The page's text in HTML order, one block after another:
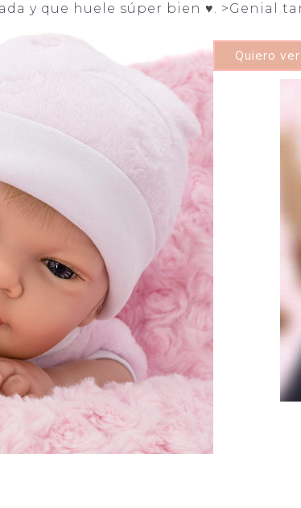
y que huele súper bien ♥. >Genial
Quiero